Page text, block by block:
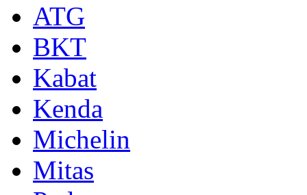
ATG
BKT
Kabat
Kenda
Michelin
Mitas